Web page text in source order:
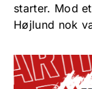
starter. Mod
Højlund nok